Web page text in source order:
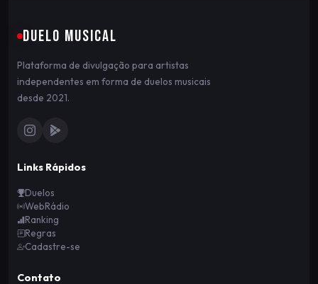
DUELO MUSICAL
Plataforma de divulgação para artistas
independentes em forma de duelos musicais
desde 2021.
Links Rápidos
Duelos
WebRádio
Ranking
Regras
Cadastre-se
Contato